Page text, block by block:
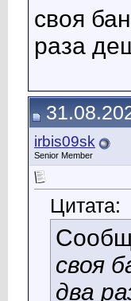
своя
раза
irbis09sk
Senior Member
Цитата:
своя
два